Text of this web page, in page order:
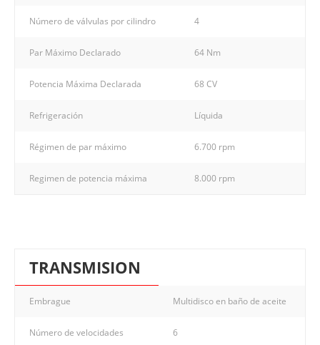
Número de válvulas por cilindro 4
Par Máximo Declarado 64 Nm
Potencia Máxima Declarada 68 CV
Refrigeración Líquida
Régimen de par máximo 6.700 rpm
Regimen de potencia máxima 8.000 rpm
TRANSMISION
Embrague Multidisco en baño de aceite
Número de velocidades 6